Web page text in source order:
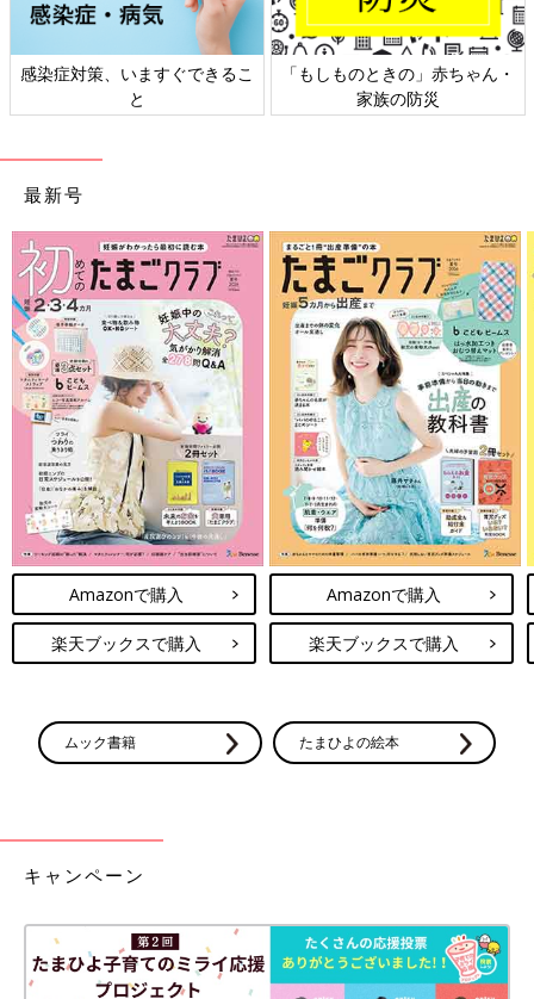
感染症対策、いますぐできるこ
と
「もしものときの」赤ちゃん・
家族の防災
最新号
Amazonで購入
楽天ブックスで購入
Amazonで購入
楽天ブックスで購入
ムック書籍 たまひよの絵本
キャンペーン